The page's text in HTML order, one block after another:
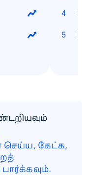
செய்ய, கேட்க,